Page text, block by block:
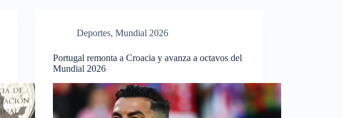
Deportes,Mundial 2026
Portugal remonta a Croacia y avanza a octavos del
Mundial 2026